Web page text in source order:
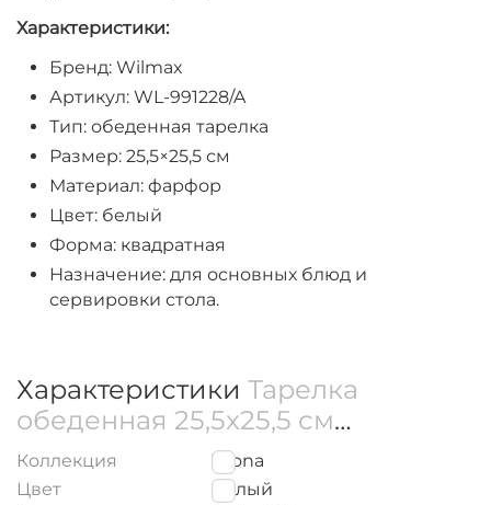
Характеристики:
Бренд: Wilmax
Артикул: WL-991228/A
Тип: обеденная тарелка
Размер: 25,5×25,5 см
Материал: фарфор
Цвет: белый
Форма: квадратная
Назначение: для основных блюд и
сервировки стола.
Характеристики Тарелка
обеденная 25,5x25,5 см
WL‑991228/A
Коллекция
Teona
Цвет
Белый